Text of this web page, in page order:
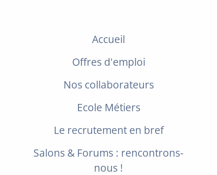
Accueil
Offres d'emploi
Nos collaborateurs
Ecole Métiers
Le recrutement en bref
Salons & Forums : rencontrons-
nous !